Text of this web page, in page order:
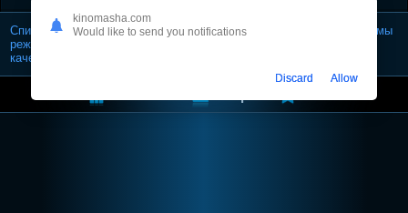
Список картин которые снял Джон Ву — можно скачать все фильмы
режиссера (в формате mp4 на телефон / планшет) в хорошем
качестве.
kinomasha.com
Would like to send you notifications
Discard Allow